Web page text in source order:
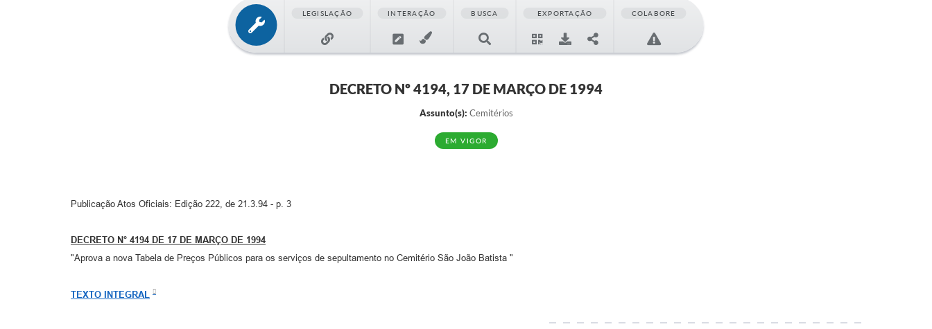
LEGISLAÇÃO INTERAÇÃO BUSCA EXPORTAÇÃO COLABORE
DECRETO Nº 4194, 17 DE MARÇO DE 1994
Assunto(s): Cemitérios
EM VIGOR
Publicação Atos Oficiais: Edição 222, de 21.3.94 - p. 3
DECRETO N° 4194 DE 17 DE MARÇO DE 1994
"Aprova a nova Tabela de Preços Públicos para os serviços de sepultamento no Cemitério São João Batista "
TEXTO INTEGRAL